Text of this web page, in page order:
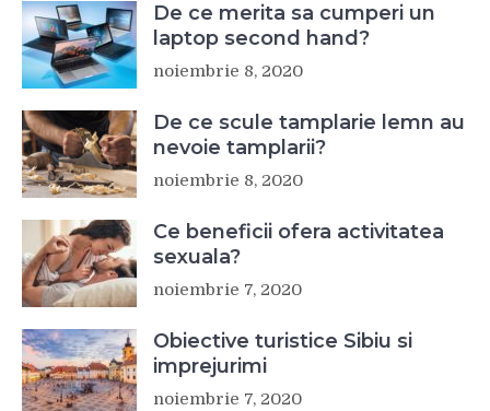
De ce merita sa cumperi un
laptop second hand?
noiembrie 8, 2020
De ce scule tamplarie lemn au
nevoie tamplarii?
noiembrie 8, 2020
Ce beneficii ofera activitatea
sexuala?
noiembrie 7, 2020
Obiective turistice Sibiu si
imprejurimi
noiembrie 7, 2020